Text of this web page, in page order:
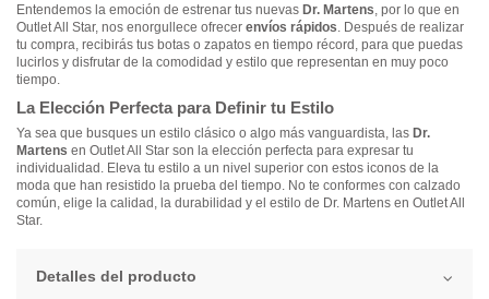
Entendemos la emoción de estrenar tus nuevas Dr. Martens , por lo que en
Outlet All Star, nos enorgullece ofrecer envíos rápidos . Después de realizar
tu compra, recibirás tus botas o zapatos en tiempo récord, para que puedas
lucirlos y disfrutar de la comodidad y estilo que representan en muy poco
tiempo.
La Elección Perfecta para Definir tu Estilo
Ya sea que busques un estilo clásico o algo más vanguardista, las Dr.
Martens en Outlet All Star son la elección perfecta para expresar tu
individualidad. Eleva tu estilo a un nivel superior con estos iconos de la
moda que han resistido la prueba del tiempo. No te conformes con calzado
común, elige la calidad, la durabilidad y el estilo de Dr. Martens en Outlet All
Star.
Detalles del producto